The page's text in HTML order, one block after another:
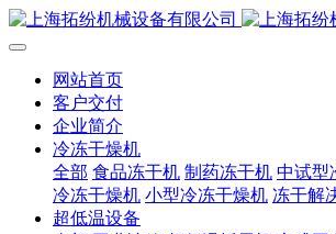
网站首页
客户交付
企业简介
冷冻干燥机
全部 食品冻干机 制药冻干机 中试型
冷冻干燥机 小型冷冻干燥机 冻干解
超低温设备